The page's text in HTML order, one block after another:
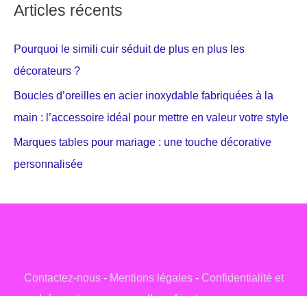
Articles récents
Pourquoi le simili cuir séduit de plus en plus les
décorateurs ?
Boucles d’oreilles en acier inoxydable fabriquées à la
main : l’accessoire idéal pour mettre en valeur votre style
Marques tables pour mariage : une touche décorative
personnalisée
Contactez-nous- Mentions légales- Confidentialité et